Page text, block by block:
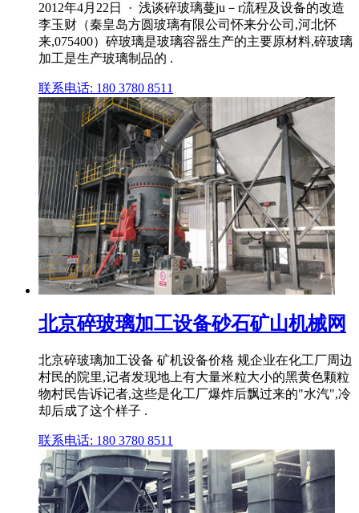
2012年4月22日 · 浅谈碎玻璃蔓ju－r流程及设备的改造
李玉财（秦皇岛方圆玻璃有限公司怀来分公司,河北怀
来,075400）碎玻璃是玻璃容器生产的主要原材料,碎玻璃
加工是生产玻璃制品的 .
联系电话: 180 3780 8511
北京碎玻璃加工设备砂石矿山机械网
北京碎玻璃加工设备 矿机设备价格 规企业在化工厂周边
村民的院里,记者发现地上有大量米粒大小的黑黄色颗粒
物村民告诉记者,这些是化工厂爆炸后飘过来的"水汽",冷
却后成了这个样子 .
联系电话: 180 3780 8511